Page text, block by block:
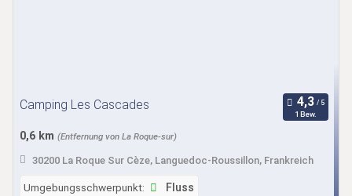
Camping Les Cascades
1 Bew.
0,6 km (Entfernung von La Roque-sur)
30200 La Roque Sur Cèze, Languedoc-Roussillon, Frankreich
Umgebungsschwerpunkt: Fluss